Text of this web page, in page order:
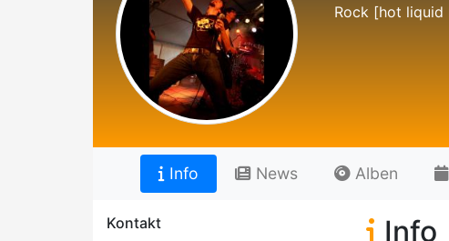
Rock [hot liquid
Info News Alben
Kontakt Info